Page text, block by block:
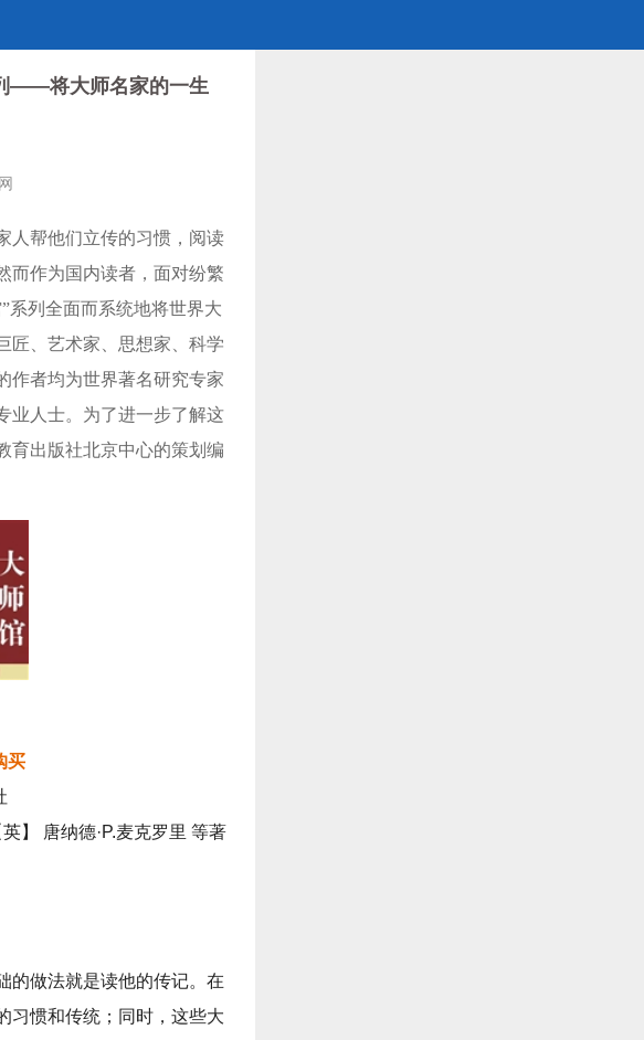
——将大师名家的一生
人帮他们立传的习惯，阅读
而作为国内读者，面对纷繁
系列全面而系统地将世界大
匠、艺术家、思想家、科学
作者均为世界著名研究专家
业人士。为了进一步了解这
育出版社北京中心的策划编
买
】 唐纳德·P.麦克罗里 等著
的做法就是读他的传记。在
习惯和传统；同时，这些大